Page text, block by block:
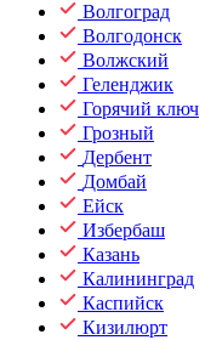
Волгоград
Волгодонск
Волжский
Геленджик
Горячий ключ
Грозный
Дербент
Домбай
Ейск
Избербаш
Казань
Калининград
Каспийск
Кизилюрт